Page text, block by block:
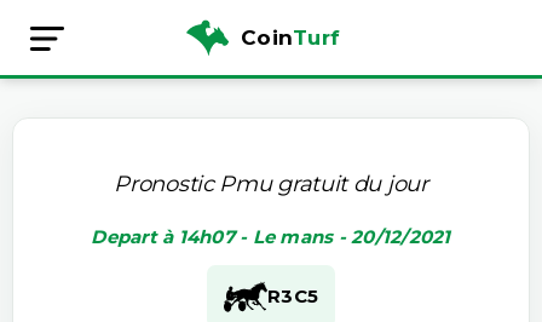
CoinTurf
Pronostic Pmu gratuit du jour
Depart à 14h07 - Le mans - 20/12/2021
R3C5